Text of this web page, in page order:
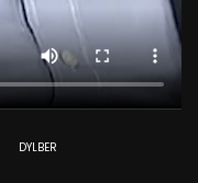
DYLBER